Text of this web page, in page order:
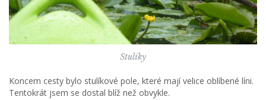
Stulíky
Koncem cesty bylo stulíkové pole, které mají velice oblíbené líni.
Tentokrát jsem se dostal blíž než obvykle.